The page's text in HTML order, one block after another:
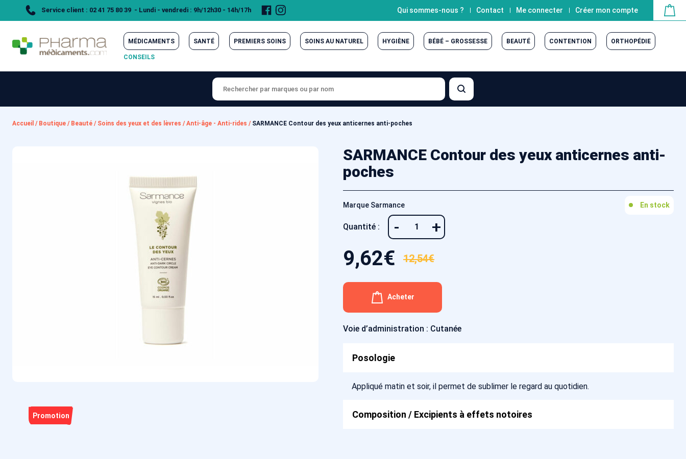
Service client : 02 41 75 80 39 - Lundi - vendredi : 9h/12h30 - 14h/17h
Page
Facebook
Instagram
Qui sommes-nous ? Contact Me connecter Créer mon compte
MÉDICAMENTS SANTÉ PREMIERS SOINS SOINS AU NATUREL HYGIÈNE BÉBÉ – GROSSESSE BEAUTÉ CONTENTION ORTHOPÉDIE
CONSEILS
Accueil / Boutique / Beauté / Soins des yeux et des lèvres /Anti-âge - Anti-rides / SARMANCE Contour des yeux anticernes anti-poches
Promotion
SARMANCE Contour des yeux anticernes anti-
poches
Marque Sarmance En stock
Quantité : - +
12,54€
Le
initial
12,54€.
9,62€
Le
actuel
9,62€.
Acheter
Voie d’administration : Cutanée
Posologie
Appliqué matin et soir, il permet de sublimer le regard au quotidien.
Composition / Excipients à effets notoires